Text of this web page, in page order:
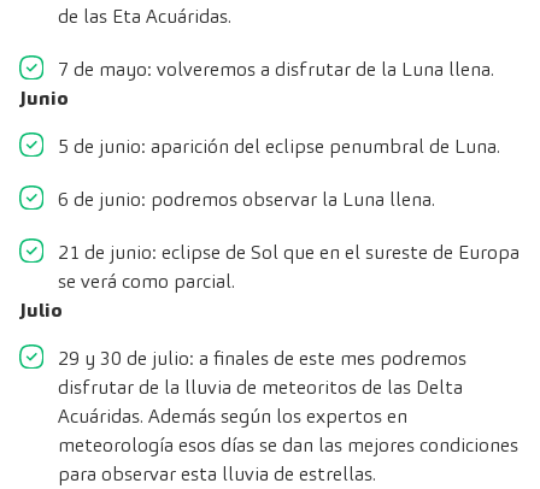
de las Eta Acuáridas.
7 de mayo: volveremos a disfrutar de la Luna llena.
Junio
5 de junio: aparición del eclipse penumbral de Luna.
6 de junio: podremos observar la Luna llena.
21 de junio: eclipse de Sol que en el sureste de Europa
se verá como parcial.
Julio
29 y 30 de julio: a finales de este mes podremos
disfrutar de la lluvia de meteoritos de las Delta
Acuáridas. Además según los expertos en
meteorología esos días se dan las mejores condiciones
para observar esta lluvia de estrellas.